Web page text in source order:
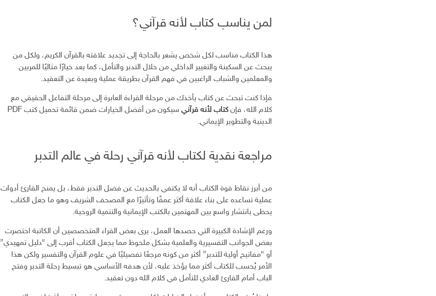
لمن يناسب كتاب لأنه قرآني؟
هذا الكتاب مناسب لكل شخص يشعر بالحاجة إلى تجديد علاقته بالقرآن الكريم، ولكل من
يبحث عن السكينة والتغيير الداخلي من خلال التدبر والتأمل، كما يعد خيارًا مثاليًا للمربين
والمعلمين والشباب الراغبين في فهم القرآن بطريقة عملية وبعيدة عن التعقيد.
فإذا كنت تبحث عن كتاب يأخذك من مرحلة القراءة العابرة إلى مرحلة التفاعل الحقيقي مع
كلام الله، فإن كتاب لأنه قرآني
سيكون من أفضل الخيارات ضمن قائمة تحميل كتب PDF
الدينية والتطوير الإيماني.
مراجعة نقدية لكتاب لأنه قرآني رحلة في عالم التدبر
من أبرز نقاط قوة الكتاب أنه لا يكتفي بالحديث عن فضل التدبر فقط، بل يمنح القارئ أدوات
عملية تساعده على بناء علاقة أكثر عمقًا وتأثيرًا مع المصحف الشريف وهو ما جعل الكتاب
يحظى بانتشار واسع بين المهتمين بالكتب الإيمانية والتنمية الروحية.
ورغم الإشادة الكبيرة التي حصدها العمل، يرى بعض القراء المتخصصين أن الكاتبة اختصرت
بعض الجوانب التفسيرية والعلمية بشكل ملحوظ مما يجعل الكتاب أقرب إلى “دليل تمهيدي”
أو “مفاتيح أولية للتدبر” أكثر من كونه مرجعًا تفصيليًا في علوم القرآن والتفسير ولكن هذا
الأمر يُحسب للكتاب أكثر مما يؤخذ عليه، لأن هدفه الأساسي هو تبسيط رحلة التدبر وفتح
الباب أمام القارئ العادي للتأمل في كلام الله دون تعقيد.